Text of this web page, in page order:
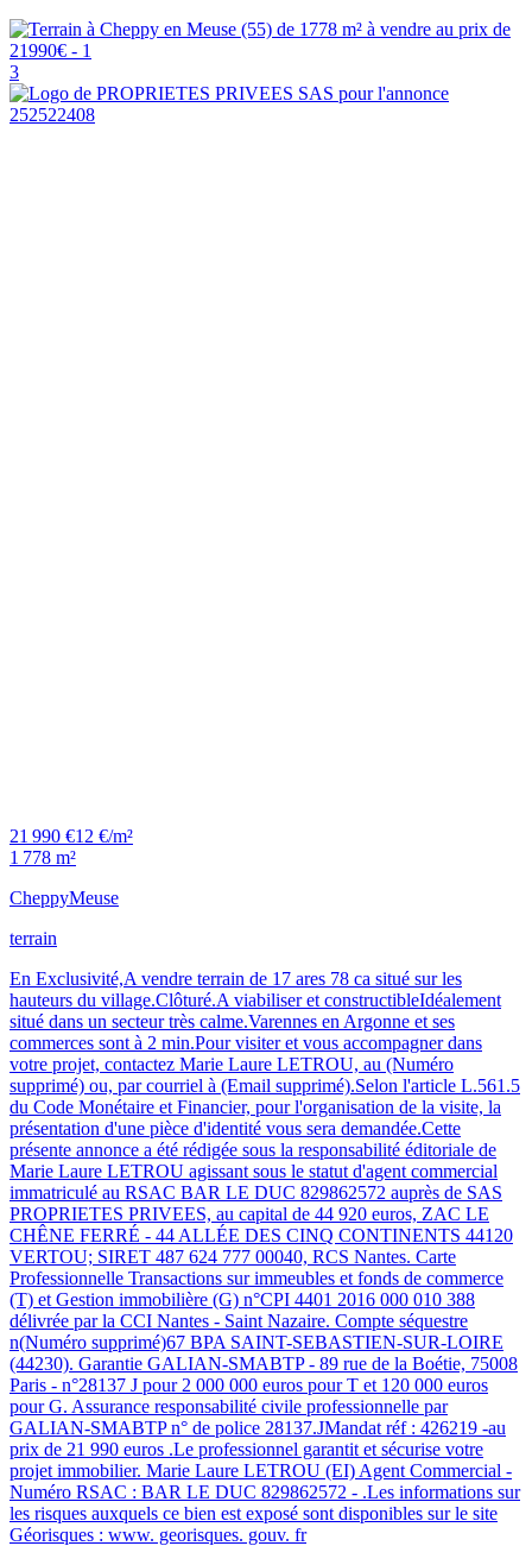
3
21 990 €12 €/m²
1 778 m²
CheppyMeuse
terrain
En Exclusivité,A vendre terrain de 17 ares 78 ca situé sur les
hauteurs du village.Clôturé.A viabiliser et constructibleIdéalement
situé dans un secteur très calme.Varennes en Argonne et ses
commerces sont à 2 min.Pour visiter et vous accompagner dans
votre projet, contactez Marie Laure LETROU, au (Numéro
supprimé) ou, par courriel à (Email supprimé).Selon l'article L.561.5
du Code Monétaire et Financier, pour l'organisation de la visite, la
présentation d'une pièce d'identité vous sera demandée.Cette
présente annonce a été rédigée sous la responsabilité éditoriale de
Marie Laure LETROU agissant sous le statut d'agent commercial
immatriculé au RSAC BAR LE DUC 829862572 auprès de SAS
PROPRIETES PRIVEES, au capital de 44 920 euros, ZAC LE
CHÊNE FERRÉ - 44 ALLÉE DES CINQ CONTINENTS 44120
VERTOU; SIRET 487 624 777 00040, RCS Nantes. Carte
Professionnelle Transactions sur immeubles et fonds de commerce
(T) et Gestion immobilière (G) n°CPI 4401 2016 000 010 388
délivrée par la CCI Nantes - Saint Nazaire. Compte séquestre
n(Numéro supprimé)67 BPA SAINT-SEBASTIEN-SUR-LOIRE
(44230). Garantie GALIAN-SMABTP - 89 rue de la Boétie, 75008
Paris - n°28137 J pour 2 000 000 euros pour T et 120 000 euros
pour G. Assurance responsabilité civile professionnelle par
GALIAN-SMABTP n° de police 28137.JMandat réf : 426219 -au
prix de 21 990 euros .Le professionnel garantit et sécurise votre
projet immobilier. Marie Laure LETROU (EI) Agent Commercial -
Numéro RSAC : BAR LE DUC 829862572 - .Les informations sur
les risques auxquels ce bien est exposé sont disponibles sur le site
Géorisques : www. georisques. gouv. fr